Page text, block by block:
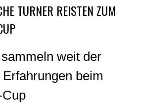
TURNER REISTEN ZUM
weit der
beim